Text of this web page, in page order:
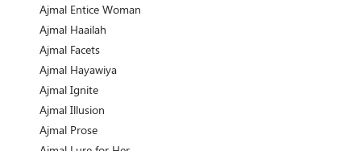
Ajmal Entice Woman
Ajmal Haailah
Ajmal Facets
Ajmal Hayawiya
Ajmal Ignite
Ajmal Illusion
Ajmal Prose